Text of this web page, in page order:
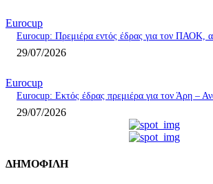
Eurocup
Eurocup: Πρεμιέρα εντός έδρας για τον ΠΑΟΚ,
29/07/2026
Eurocup
Eurocup: Εκτός έδρας πρεμιέρα για τον Άρη –
29/07/2026
ΔΗΜΟΦΙΛΗ